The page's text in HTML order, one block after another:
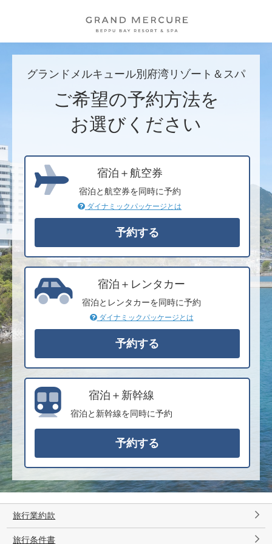
グランドメルキュール別府湾リゾート＆スパ
ご希望の予約方法を
お選びください
宿泊＋航空券
宿泊と航空券を同時に予約
ダイナミックパッケージとは
宿泊＋レンタカー
宿泊とレンタカーを同時に予約
ダイナミックパッケージとは
宿泊＋新幹線
宿泊と新幹線を同時に予約
旅行業約款
旅行条件書